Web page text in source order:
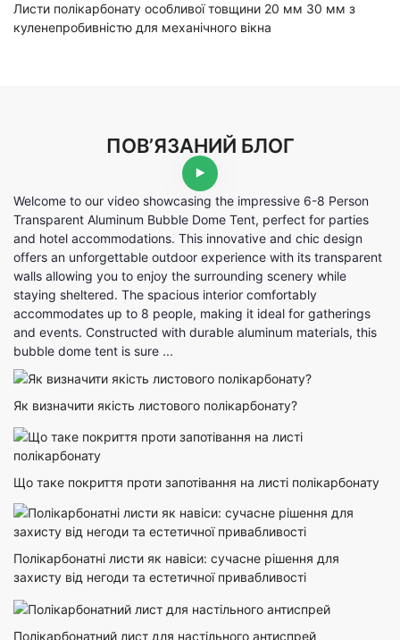
Листи полікарбонату особливої ​​товщини 20 мм 30 мм з
куленепробивністю для механічного вікна
ПОВ’ЯЗАНИЙ БЛОГ
Welcome to our video showcasing the impressive 6-8 Person
Transparent Aluminum Bubble Dome Tent, perfect for parties
and hotel accommodations. This innovative and chic design
offers an unforgettable outdoor experience with its transparent
walls allowing you to enjoy the surrounding scenery while
staying sheltered. The spacious interior comfortably
accommodates up to 8 people, making it ideal for gatherings
and events. Constructed with durable aluminum materials, this
bubble dome tent is sure ...
Як визначити якість листового полікарбонату?
Що таке покриття проти запотівання на листі полікарбонату
Полікарбонатні листи як навіси: сучасне рішення для
захисту від негоди та естетичної привабливості
Полікарбонатний лист для настільного антиспрей